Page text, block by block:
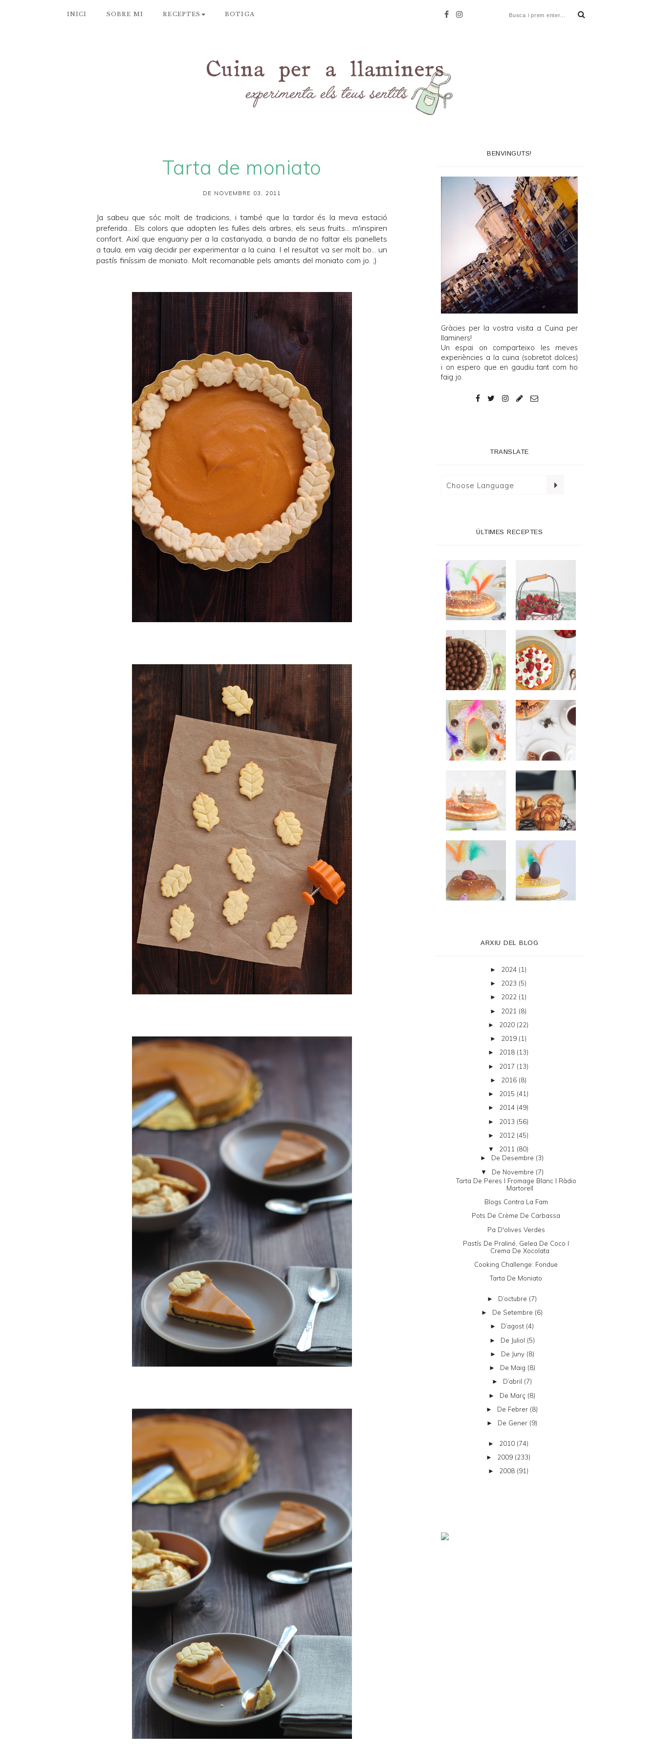
INICI SOBRE MI RECEPTES BOTIGA
Tarta de moniato
DE NOVEMBRE 03, 2011
Ja sabeu que sóc molt de tradicions, i també que la tardor és la meva estació
preferida... Els colors que adopten les fulles dels arbres, els seus fruits... m'inspiren
confort. Així que enguany per a la castanyada, a banda de no faltar els panellets
a taula, em vaig decidir per experimentar a la cuina. I el resultat va ser molt bo... un
pastís finíssim de moniato. Molt recomanable pels amants del moniato com jo. ;)
BENVINGUTS!
Gràcies per la vostra visita a Cuina per
llaminers!
Un espai on comparteixo les meves
experiències a la cuina (sobretot dolces)
i on espero que en gaudiu tant com ho
faig jo.
TRANSLATE
ÚLTIMES RECEPTES
ARXIU DEL BLOG
► 2024 (1)
► 2023 (5)
► 2022 (1)
► 2021 (8)
► 2020 (22)
► 2019 (1)
► 2018 (13)
► 2017 (13)
► 2016 (8)
► 2015 (41)
► 2014 (49)
► 2013 (56)
► 2012 (45)
▼ 2011 (80)
► De Desembre (3)
▼ De Novembre (7)
Tarta De Peres I Fromage Blanc I Ràdio
Martorell
Blogs Contra La Fam
Pots De Crème De Carbassa
Pa D'olives Verdes
Pastís De Praliné, Gelea De Coco I
Crema De Xocolata
Cooking Challenge: Fondue
Tarta De Moniato
► D’octubre (7)
► De Setembre (6)
► D’agost (4)
► De Juliol (5)
► De Juny (8)
► De Maig (8)
► D’abril (7)
► De Març (8)
► De Febrer (8)
► De Gener (9)
► 2010 (74)
► 2009 (233)
► 2008 (91)